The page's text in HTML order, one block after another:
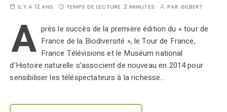
IL Y A 12 ANS TEMPS DE LECTURE :2 MINUTES PAR GILBERT
A près le succès de la première édition du « tour de
France de la Biodiversité », le Tour de France,
France Télévisions et le Muséum national
d'Histoire naturelle s'associent de nouveau en 2014 pour
sensibiliser les téléspectateurs à la richesse…